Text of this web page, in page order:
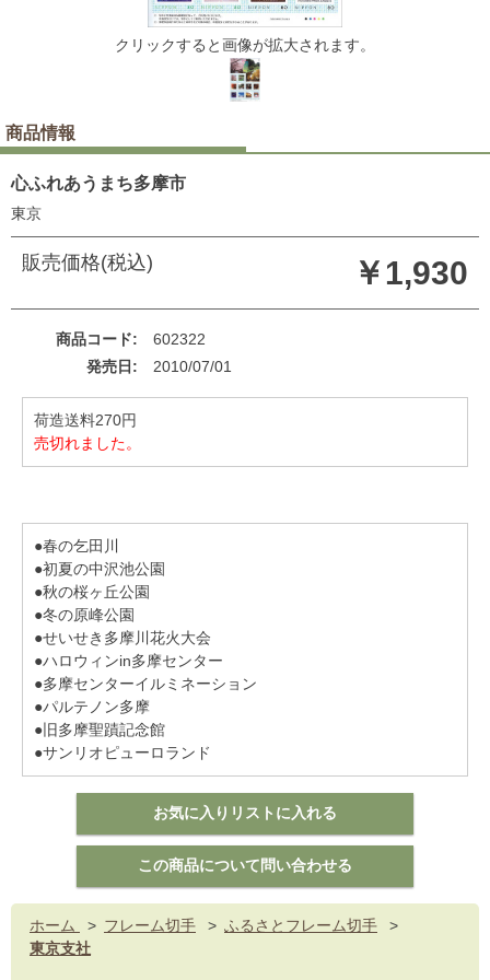
クリックすると画像が拡大されます。
商品情報
心ふれあうまち多摩市
東京
販売価格(税込) ￥1,930
商品コード
602322
発売日
2010/07/01
荷造送料270円
売切れました。
●春の乞田川
●初夏の中沢池公園
●秋の桜ヶ丘公園
●冬の原峰公園
●せいせき多摩川花火大会
●ハロウィンin多摩センター
●多摩センターイルミネーション
●パルテノン多摩
●旧多摩聖蹟記念館
●サンリオピューロランド
ホーム > フレーム切手 > ふるさとフレーム切手
>
東京支社